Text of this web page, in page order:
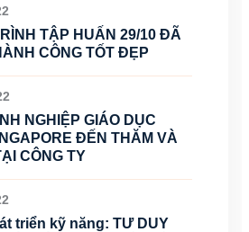
TẬP HUẤN 29/10 ĐÃ
CÔNG TỐT ĐẸP
NGHIỆP GIÁO DỤC
ĐẾN THĂM VÀ
CÔNG TY
triển kỹ năng: TƯ DUY